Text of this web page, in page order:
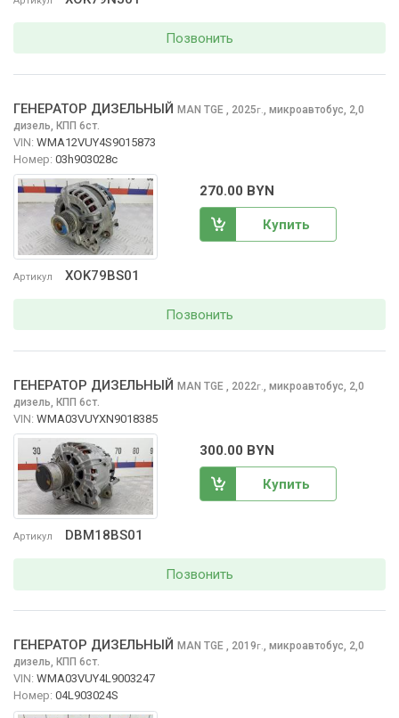
Позвонить
Артикул XOK79BS01
ГЕНЕРАТОР ДИЗЕЛЬНЫЙ MAN TGE , 2025г., микроавтобус, 2,0
дизель, КПП 6ст.
VIN: WMA12VUY4S9015873
Номер: 03h903028c
270.00 BYN
Купить
Позвонить
Артикул DBM18BS01
ГЕНЕРАТОР ДИЗЕЛЬНЫЙ MAN TGE , 2022г., микроавтобус, 2,0
дизель, КПП 6ст.
VIN: WMA03VUYXN9018385
300.00 BYN
Купить
Позвонить
ГЕНЕРАТОР ДИЗЕЛЬНЫЙ MAN TGE , 2019г., микроавтобус, 2,0
дизель, КПП 6ст.
VIN: WMA03VUY4L9003247
Номер: 04L903024S